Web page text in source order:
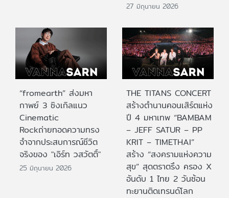
27 มิถุนายน 2026
“fromearth” ส่งมหา
กาพย์ 3 ซิงเกิลแนว
Cinematic
Rockถ่ายทอดความทรง
จำจากประสบการณ์ชีวิต
จริงของ "เอิร์ท วสวัตติ์"
25 มิถุนายน 2026
THE TITANS CONCERT
สร้างตำนานคอนเสิร์ตแห่ง
ปี 4 มหาเทพ “BAMBAM
– JEFF SATUR – PP
KRIT – TIMETHAI”
สร้าง “สงครามแห่งความ
สุข” สุดตราตรึง ครอง X
อันดับ 1 ไทย 2 วันซ้อน
ทะยานติดเทรนด์โลก